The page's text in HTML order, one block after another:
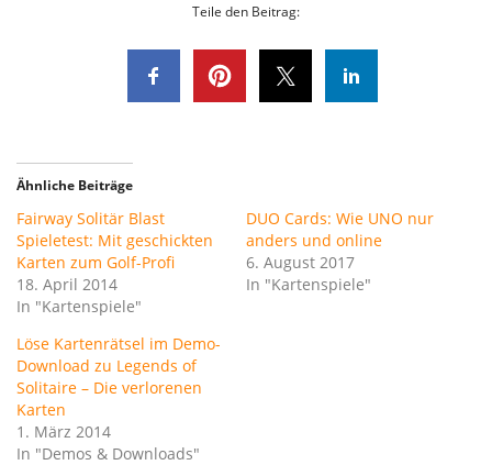
Teile den Beitrag:
Ähnliche Beiträge
Fairway Solitär Blast
Spieletest: Mit geschickten
Karten zum Golf-Profi
18. April 2014
In "Kartenspiele"
DUO Cards: Wie UNO nur
anders und online
6. August 2017
In "Kartenspiele"
Löse Kartenrätsel im Demo-
Download zu Legends of
Solitaire – Die verlorenen
Karten
1. März 2014
In "Demos & Downloads"